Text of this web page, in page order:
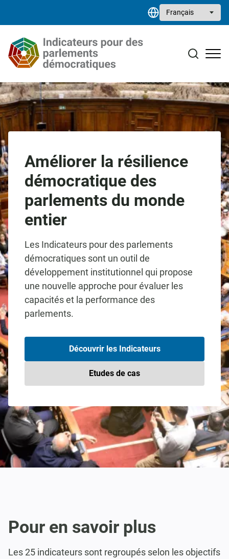
Select your language
Bibliothèque de ressources
Contact
Améliorer la résilience
démocratique des
parlements du monde
entier
Les Indicateurs pour des parlements
démocratiques sont un outil de
développement institutionnel qui propose
une nouvelle approche pour évaluer les
capacités et la performance des
parlements.
Découvrir les Indicateurs
Etudes de cas
Pour en savoir plus
Les 25 indicateurs sont regroupés selon les objectifs